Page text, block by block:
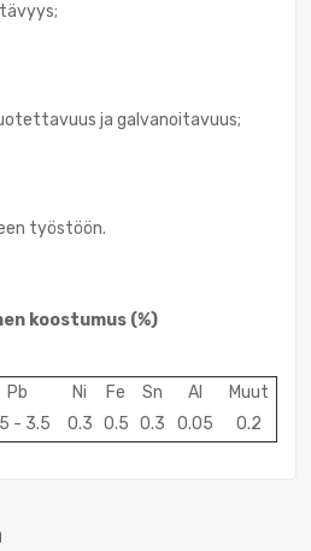
ja galvanoitavuus;
työstöön.
koostumus (%)
Pb Ni Fe Sn Al
Muut
- 3.5 0.3 0.5 0.3 0.05 0.2